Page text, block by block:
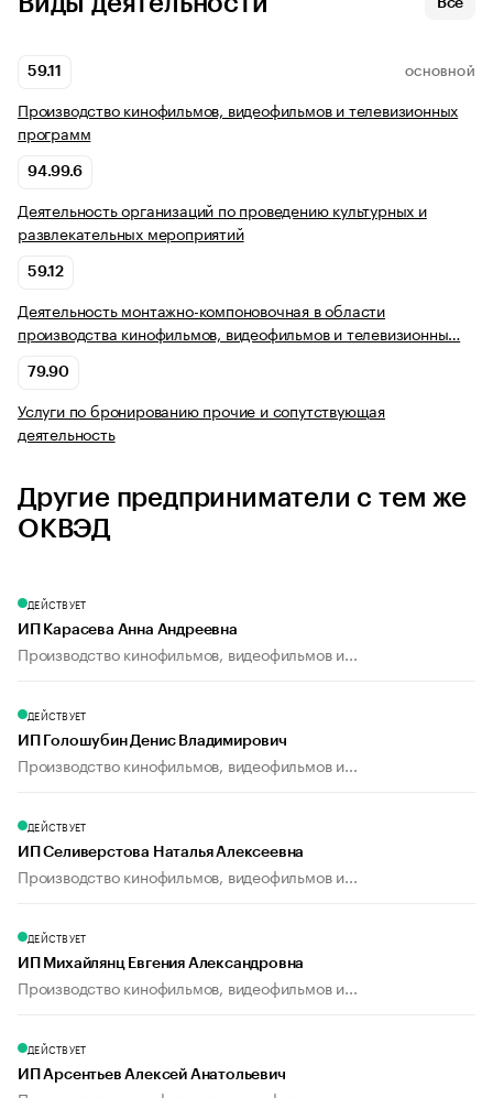
Все
59.11 ОСНОВНОЙ
Производство кинофильмов, видеофильмов и телевизионных
программ
94.99.6
Деятельность организаций по проведению культурных и
развлекательных мероприятий
59.12
Деятельность монтажно-компоновочная в области
производства кинофильмов, видеофильмов и телевизионны…
79.90
Услуги по бронированию прочие и сопутствующая
деятельность
Другие предприниматели с тем же
ОКВЭД
ДЕЙСТВУЕТ
ИП Карасева Анна Андреевна
Производство кинофильмов, видеофильмов и...
ДЕЙСТВУЕТ
ИП Голошубин Денис Владимирович
Производство кинофильмов, видеофильмов и...
ДЕЙСТВУЕТ
ИП Селиверстова Наталья Алексеевна
Производство кинофильмов, видеофильмов и...
ДЕЙСТВУЕТ
ИП Михайлянц Евгения Александровна
Производство кинофильмов, видеофильмов и...
ДЕЙСТВУЕТ
ИП Арсентьев Алексей Анатольевич